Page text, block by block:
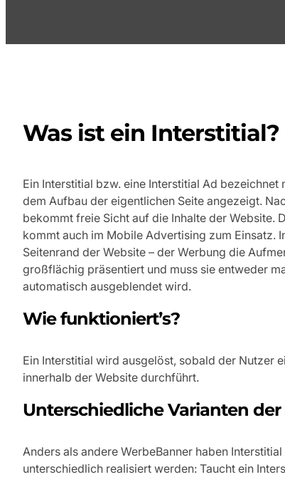
Was ist ein Interstitial?
Ein Interstitial bzw. eine Interstitial Ad
dem Aufbau der eigentlichen Seite angezeigt.
bekommt freie Sicht auf die Inhalte der Website.
kommt auch im Mobile Advertising zum Einsatz.
Seitenrand der Website – der Werbung die
großflächig präsentiert und muss sie entweder
automatisch ausgeblendet wird.
Wie funktioniert’s?
Ein Interstitial wird ausgelöst, sobald der Nutzer
innerhalb der Website durchführt.
Unterschiedliche Varianten
Anders als andere WerbeBanner haben
unterschiedlich realisiert werden: Taucht ein